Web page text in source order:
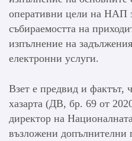
оперативни цели на НАП
събираемостта на
изпълнение на
електронни услуги.
Взет е предвид и фактът,
хазарта (ДВ, бр. 69 от
директор на
възложени допълнителни